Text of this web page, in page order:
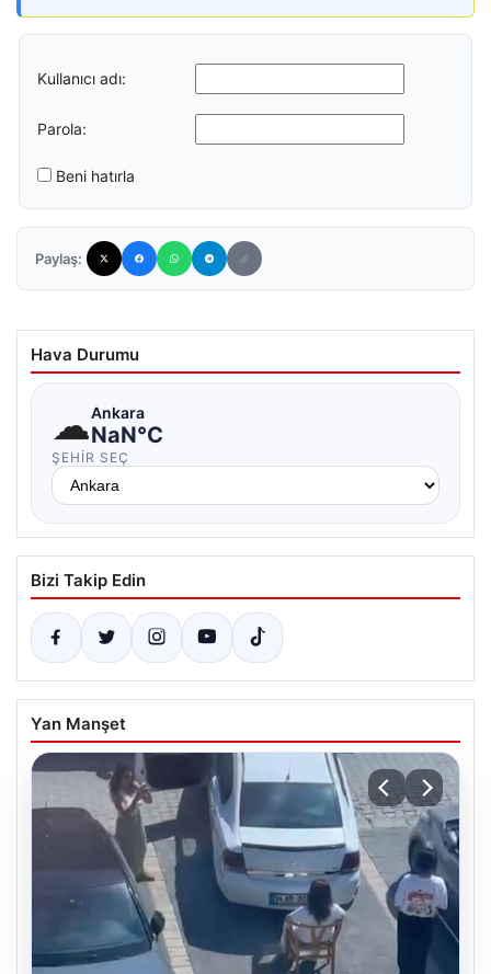
Kullanıcı adı:
Parola:
Beni hatırla
Paylaş:
Hava Durumu
☁Ankara
NaN°C
ŞEHIR SEÇ
Bizi Takip Edin
Yan Manşet